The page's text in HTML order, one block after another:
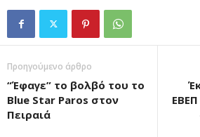
Προηγούμενο άρθρο
“Έφαγε” το βολβό του το
Blue Star Paros στον
Πειραιά